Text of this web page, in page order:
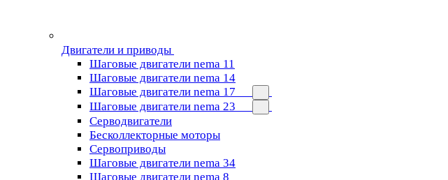
Двигатели и приводы
Шаговые двигатели nema 11
Шаговые двигатели nema 14
Шаговые двигатели nema 17
Шаговые двигатели nema 23
Cерводвигатели
Бесколлекторные моторы
Сервоприводы
Шаговые двигатели nema 34
Шаговые двигатели nema 8